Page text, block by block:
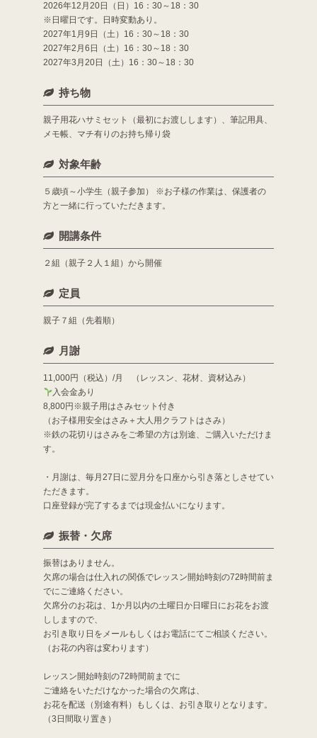
2026年12月20日（日）16：30～18：30
※日曜日です。日時変動あり。
2027年1月9日（土）16：30～18：30
2027年2月6日（土）16：30～18：30
2027年3月20日（土）16：30～18：30
持ち物
親子用花ハサミセット（最初にお渡しします）、筆記用具、
メモ帳、マチ有りのお持ち帰り袋
対象年齢
５歳頃～小学生（親子参加） ※お子様の作業は、保護者の
方と一緒に行っていただきます。
開講条件
２組（親子２人１組）から開催
定員
親子７組（先着順）
月謝
11,000円（税込）/月 （レッスン、花材、資材込み）
入会金あり
8,800円※親子用はさみセット付き
（お子様用安全はさみ＋大人用クラフトはさみ）
※鉄の花切りはさみをご希望の方は別途、ご購入いただけま
す。
・月謝は、毎月27日に翌月分を口座から引き落としさせてい
ただきます。
口座登録が完了するまでは現金払いになります。
振替・欠席
振替はありません。
欠席の場合は仕入れの関係でレッスン開始時刻の72時間前ま
でにご連絡ください。
欠席分のお花は、1か月以内の土曜日か日曜日にお花をお渡
ししますので、
お引き取り日をメールもしくはお電話にてご相談ください。
（お花の内容は変わります）
レッスン開始時刻の72時間前までに
ご連絡をいただけなかった場合の欠席は、
お花を配送（別途有料）もしくは、お引き取りとなります。
（3日間取り置き）